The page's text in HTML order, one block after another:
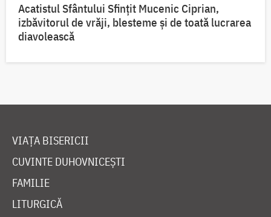
Acatistul Sfântului Sfințit Mucenic Ciprian,
izbăvitorul de vrăji, blesteme și de toată lucrarea
diavolească
VIAȚA BISERICII
CUVINTE DUHOVNICEȘTI
FAMILIE
LITURGICĂ